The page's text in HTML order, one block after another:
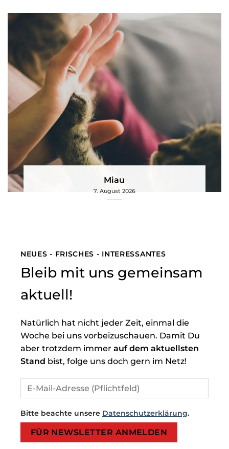
Miau
7. August 2026
NEUES - FRISCHES - INTERESSANTES
Bleib mit uns gemeinsam
aktuell!
Natürlich hat nicht jeder Zeit, einmal die
Woche bei uns vorbeizuschauen. Damit Du
aber trotzdem immer auf dem aktuellsten
Stand bist, folge uns doch gern im Netz!
Bitte beachte unsere Datenschutzerklärung.
Bitte lasse dieses Feld leer.
Bitte lasse dieses Feld leer.